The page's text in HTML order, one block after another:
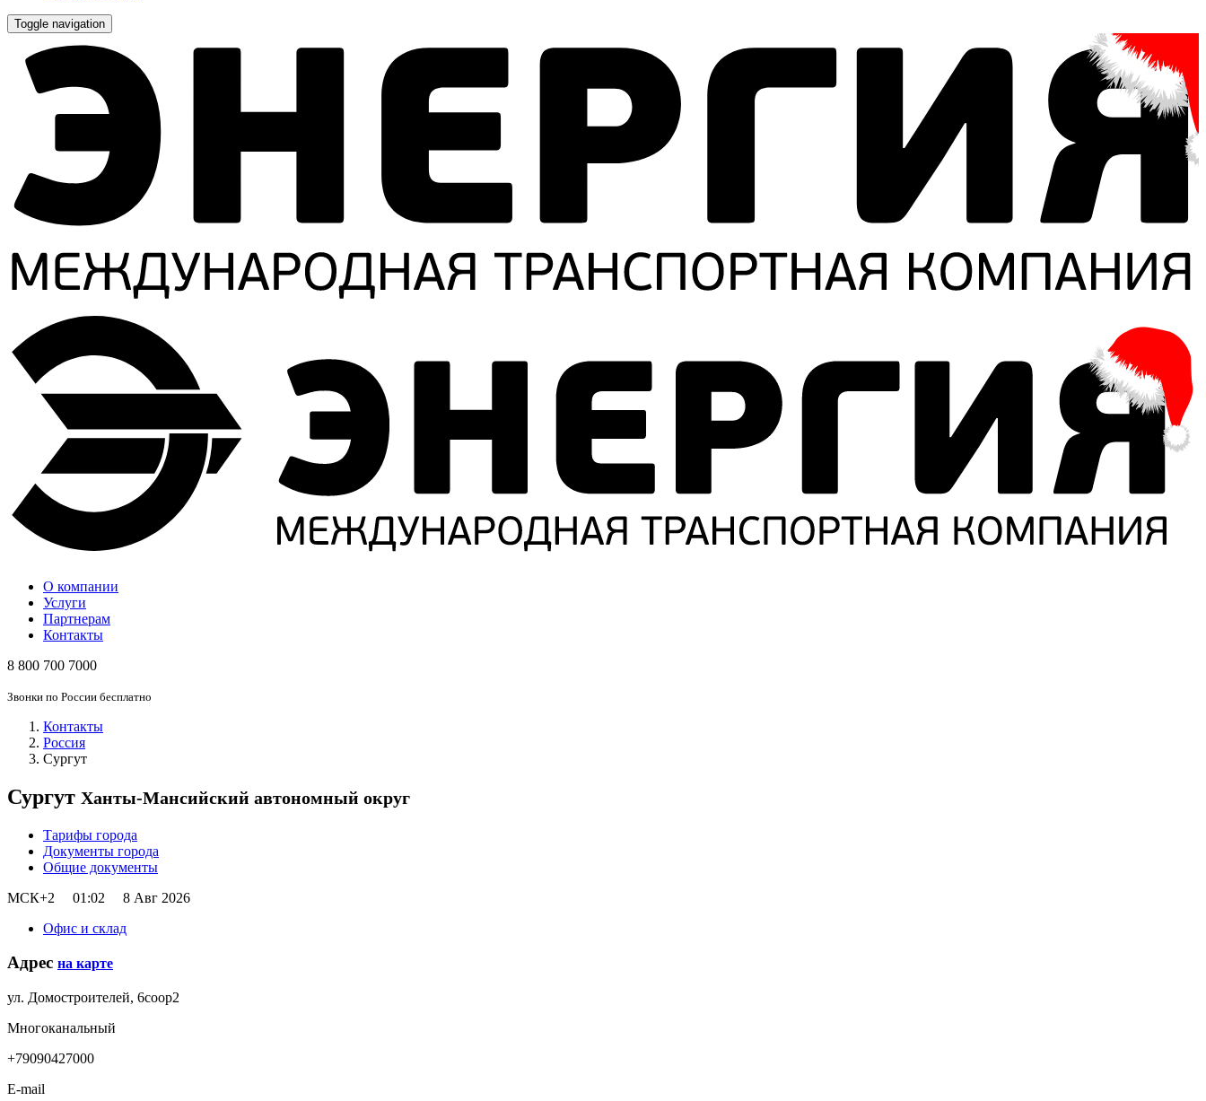
Toggle navigation
О компании
Услуги
Партнерам
Контакты
8 800 700 7000
Звонки по России бесплатно
Контакты
Россия
Сургут
Сургут Ханты-Мансийский автономный округ
Тарифы города
Документы города
Общие документы
МСК+2
01:02
8 Авг 2026
Офис и склад
Адрес на карте
ул. Домостроителей, 6соор2
Многоканальный
+79090427000
E-mail